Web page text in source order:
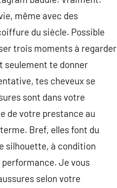
même avec des
du siècle. Possible
trois moments à regarder
seulement te donner
tes cheveux se
sont dans votre
de votre prestance au
Bref, elles font du
silhouette, à condition
Je vous
selon votre